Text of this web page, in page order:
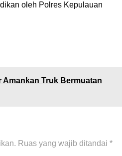
oleh Polres Kepulauan
Truk Bermuatan
Ruas yang wajib ditandai *